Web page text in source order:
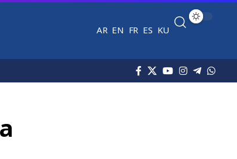
AR EN FR ES KU